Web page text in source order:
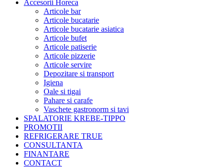
Accesorii Horeca
Articole bar
Articole bucatarie
Articole bucatarie asiatica
Articole bufet
Articole patiserie
Articole pizzerie
Articole servire
Depozitare si transport
Igiena
Oale si tigai
Pahare si carafe
Vaschete gastronorm si tavi
SPALATORIE KREBE-TIPPO
PROMOTII
REFRIGERARE TRUE
CONSULTANTA
FINANTARE
CONTACT